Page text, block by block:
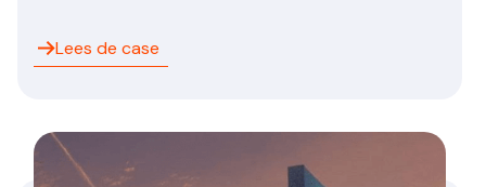
Lees de case